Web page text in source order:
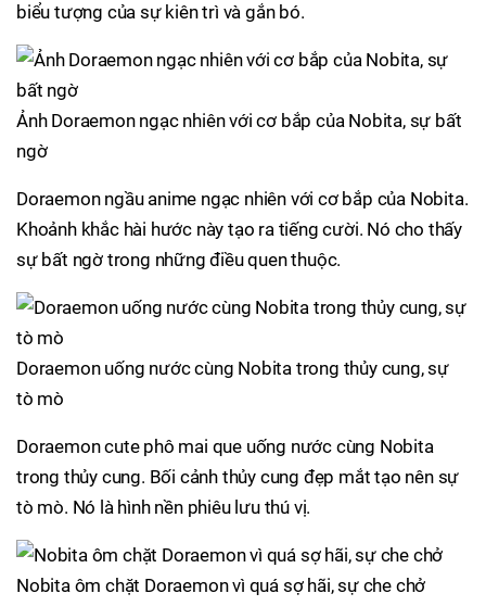
biểu tượng của sự kiên trì và gắn bó.
Ảnh Doraemon ngạc nhiên với cơ bắp của Nobita, sự bất
ngờ
Doraemon ngầu anime ngạc nhiên với cơ bắp của Nobita.
Khoảnh khắc hài hước này tạo ra tiếng cười. Nó cho thấy
sự bất ngờ trong những điều quen thuộc.
Doraemon uống nước cùng Nobita trong thủy cung, sự
tò mò
Doraemon cute phô mai que uống nước cùng Nobita
trong thủy cung. Bối cảnh thủy cung đẹp mắt tạo nên sự
tò mò. Nó là hình nền phiêu lưu thú vị.
Nobita ôm chặt Doraemon vì quá sợ hãi, sự che chở